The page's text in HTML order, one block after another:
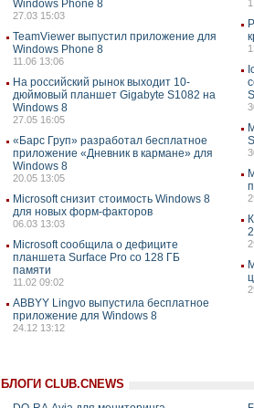
Windows Phone 8
27.03 15:03
TeamViewer выпустил приложение для
Windows Phone 8
11.06 13:06
На российский рынок выходит 10-
дюймовый планшет Gigabyte S1082 на
Windows 8
27.05 16:05
«Барс Груп» разработал бесплатное
приложение «Дневник в кармане» для
Windows 8
20.05 13:05
Microsoft снизит стоимость Windows 8
для новых форм-факторов
06.03 13:03
Microsoft сообщила о дефиците
планшета Surface Pro со 128 ГБ
памяти
11.02 09:02
ABBYY Lingvo выпустила бесплатное
приложение для Windows 8
24.12 13:12
БЛОГИ CLUB.CNEWS